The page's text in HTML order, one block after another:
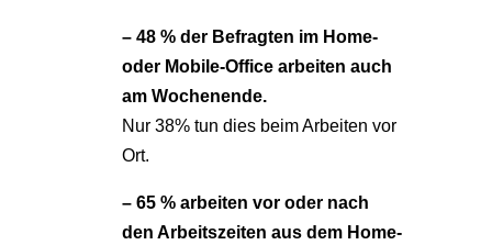
– 48 % der Befragten im Home-
oder Mobile-Office arbeiten auch
am Wochenende.
Nur 38% tun dies beim Arbeiten vor
Ort.
– 65 % arbeiten vor oder nach
den Arbeitszeiten aus dem Home-